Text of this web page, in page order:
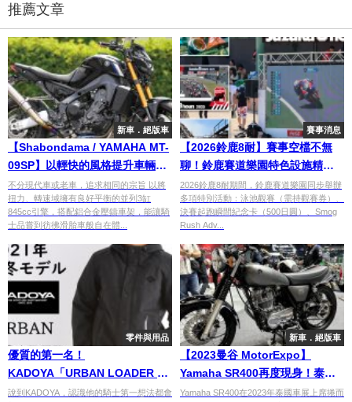
推薦文章
新車．絕版車
【Shabondama / YAMAHA MT-
09SP】以輕快的風格提升車輛完
成度，使騎乘更自在【美車鑑
賞】
不分現代車或老車，追求相同的宗旨 以將
扭力、轉速域擁有良好平衡的並列3缸
845cc引擎，搭配鋁合金壓鑄車架，能讓騎
士品嘗到彷彿滑胎車般自在體...
賽事消息
【2026鈴鹿8耐】賽事空檔不無
聊！鈴鹿賽道樂園特色設施精選×
泳池觀賽×決賽起跑紀念卡完整介
紹
2026鈴鹿8耐期間，鈴鹿賽道樂園同步舉辦
多項特別活動：泳池觀賽（需持觀賽券）、
決賽起跑瞬間紀念卡（500日圓）、Smog
Rush Adv...
零件與用品
優質的第一名！
KADOYA「URBAN LOADER 防
水外套」
說到KADOYA，認識他的騎士第一想法都會
新車．絕版車
【2023曼谷 MotorExpo】
Yamaha SR400再度現身！泰國
車展推新色，復古魅力再添新姿
Yamaha SR400在2023年泰國車展上席捲而